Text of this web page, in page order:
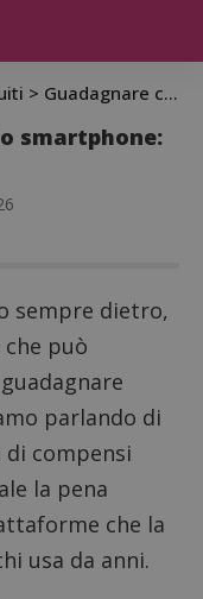
> Guadagnare con le app dello smartphone: metodi sicuri e testati
smartphone:
sempre dietro,
può
parlando di
compensi
la pena
che la
usa da anni.